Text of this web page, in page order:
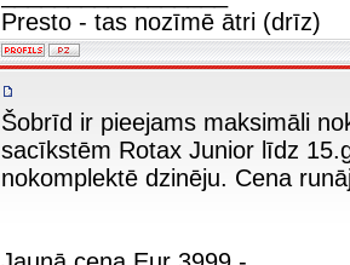
Presto - tas nozīmē ātri (drīz)
Šobrīd ir pieejams maksimāli
sacīkstēm Rotax Junior līdz
nokomplektē dzinēju. Cena